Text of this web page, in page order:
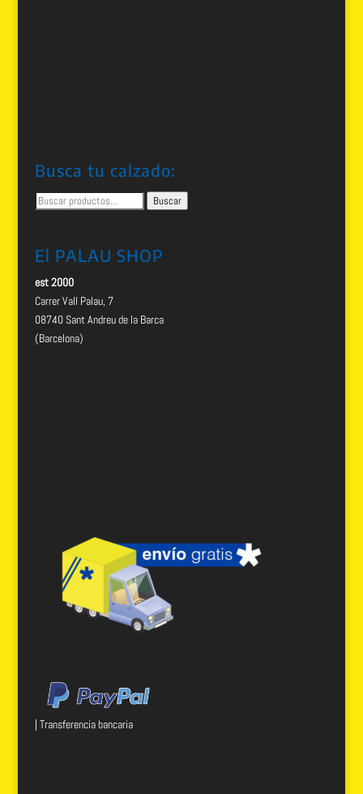
Busca tu calzado:
Buscar
por:
Buscar
El PALAU SHOP
est 2000
Carrer Vall Palau, 7
08740 Sant Andreu de la Barca
(Barcelona)
| Transferencia bancaria